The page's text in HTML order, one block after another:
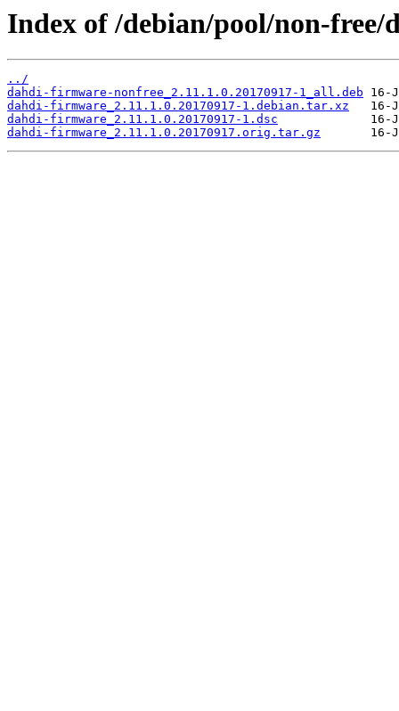
Index of /debian/pool/non-
../
dahdi-firmware-nonfree_2.11.1.0.20170917-1_all.deb
dahdi-firmware_2.11.1.0.20170917-1.debian.tar.xz
dahdi-firmware_2.11.1.0.20170917-1.dsc
dahdi-firmware_2.11.1.0.20170917.orig.tar.gz